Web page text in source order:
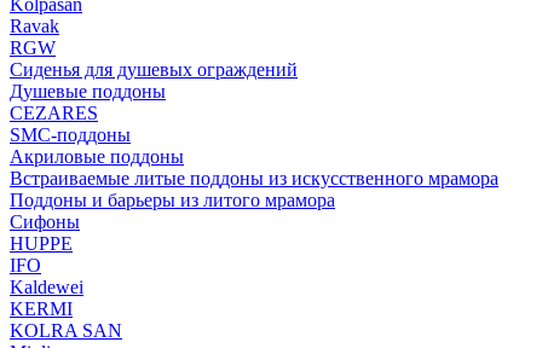
Kolpasan
Ravak
RGW
Сиденья для душевых ограждений
Душевые поддоны
CEZARES
SMC-поддоны
Акриловые поддоны
Встраиваемые литые поддоны из искусственного мрамора
Поддоны и барьеры из литого мрамора
Сифоны
HUPPE
IFO
Kaldewei
KERMI
KOLRA SAN